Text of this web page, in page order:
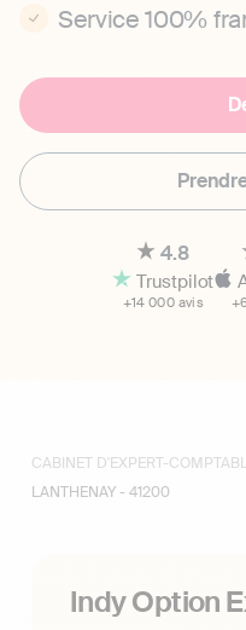
Service 100%
4.8
Trustpilot
+14 000 avis
CABINET D'EXPERT-
LANTHENAY - 41200
Indy Option